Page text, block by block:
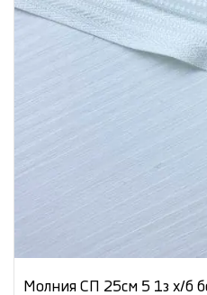
Молния СП 25см 5 1з х/б